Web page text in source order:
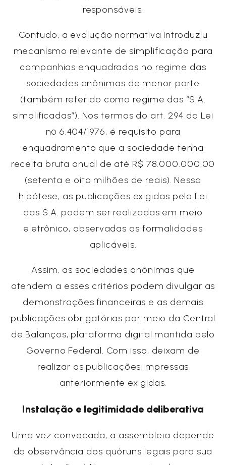
responsáveis.
Contudo, a evolução normativa introduziu
mecanismo relevante de simplificação para
companhias enquadradas no regime das
sociedades anônimas de menor porte
(também referido como regime das “S.A.
simplificadas”). Nos termos do art. 294 da Lei
nº 6.404/1976, é requisito para
enquadramento que a sociedade tenha
receita bruta anual de até R$ 78.000.000,00
(setenta e oito milhões de reais). Nessa
hipótese, as publicações exigidas pela Lei
das S.A. podem ser realizadas em meio
eletrônico, observadas as formalidades
aplicáveis.
Assim, as sociedades anônimas que
atendem a esses critérios podem divulgar as
demonstrações financeiras e as demais
publicações obrigatórias por meio da Central
de Balanços, plataforma digital mantida pelo
Governo Federal. Com isso, deixam de
realizar as publicações impressas
anteriormente exigidas.
Instalação e legitimidade deliberativa
Uma vez convocada, a assembleia depende
da observância dos quóruns legais para sua